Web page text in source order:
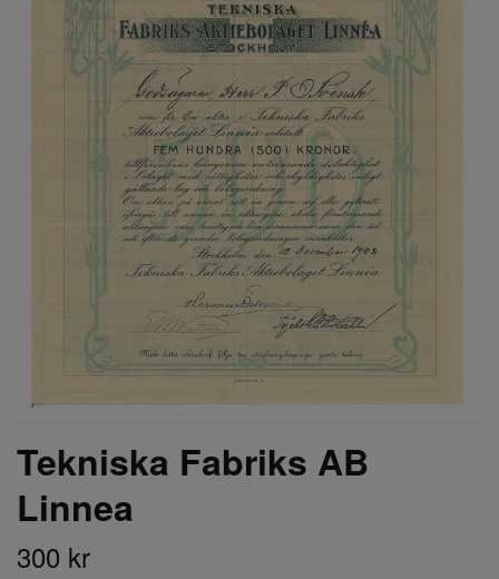
Tekniska Fabriks AB
Linnea
300 kr